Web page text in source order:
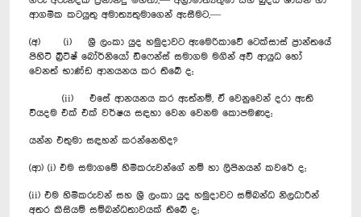
ආගමික කටයුතු අමාත්‍යතුමාගෙන් ඇසීමට,—
(අ) (i) ශ්‍රී ලංකා යුද හමුදාවට ඇමෙරිකාවේ ටෙක්සාස් ප්‍රාන්තයේ
පිහිටි බ්‍රිටීෂ් බෝර්නියෝ ඩිෆෙන්ස් සමාගම මගින් අවි ආයුධ හෝ
වෙනත් භාණ්ඩ ආනයනය කර තිබේ ද;
(ii) එසේ ආනයනය කර ඇත්නම්, ඒ වෙනුවෙන් දරා ඇති
වියදම එක් එක් වර්ෂය සඳහා වෙන වෙනම කොපමණද;
යන්න එතුමා සඳහන් කරන්නෙහිද?
(ආ) (i) එම සමාගමේ හිමිකරුවන්ගේ නම් හා ලිපිනයන් කවරේ ද;
(ii) එම හිමිකරුවන් සහ ශ්‍රී ලංකා යුද හමුදාවට සම්බන්ධ නිලධාරීන්
අතර කිසියම් සම්බන්ධතාවයක් තිබේ ද;